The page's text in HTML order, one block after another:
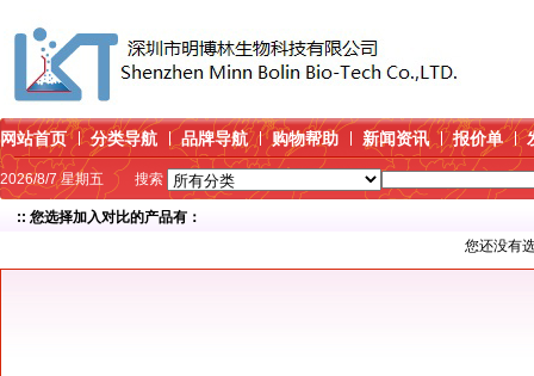
网站首页 分类导航 品牌导航 购物帮助 新闻资讯 报价单
2026/8/7 星期五 搜索
:: 您选择加入对比的产品有：
您还没有